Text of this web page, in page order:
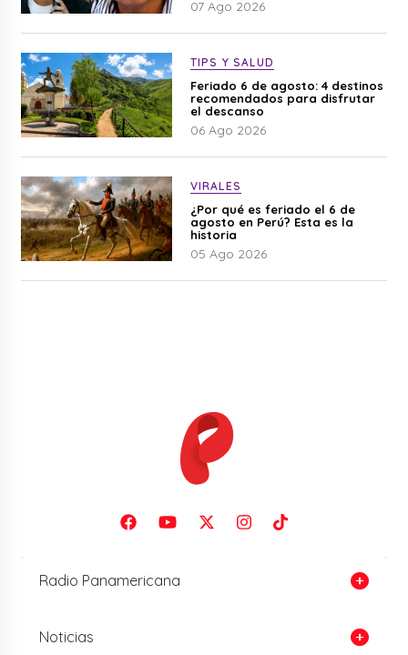
07 Ago 2026
TIPS Y SALUD
Feriado 6 de agosto: 4 destinos
recomendados para disfrutar
el descanso
06 Ago 2026
VIRALES
¿Por qué es feriado el 6 de
agosto en Perú? Esta es la
historia
05 Ago 2026
Radio Panamericana
Noticias